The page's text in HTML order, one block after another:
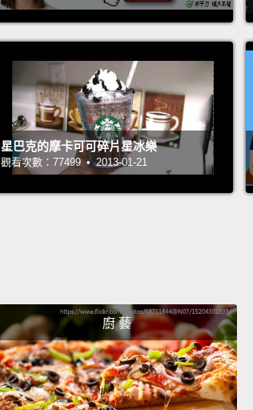
星巴克的摩卡可可碎片星冰樂
觀看次數：77499 • 2013-01-21
廚 藝